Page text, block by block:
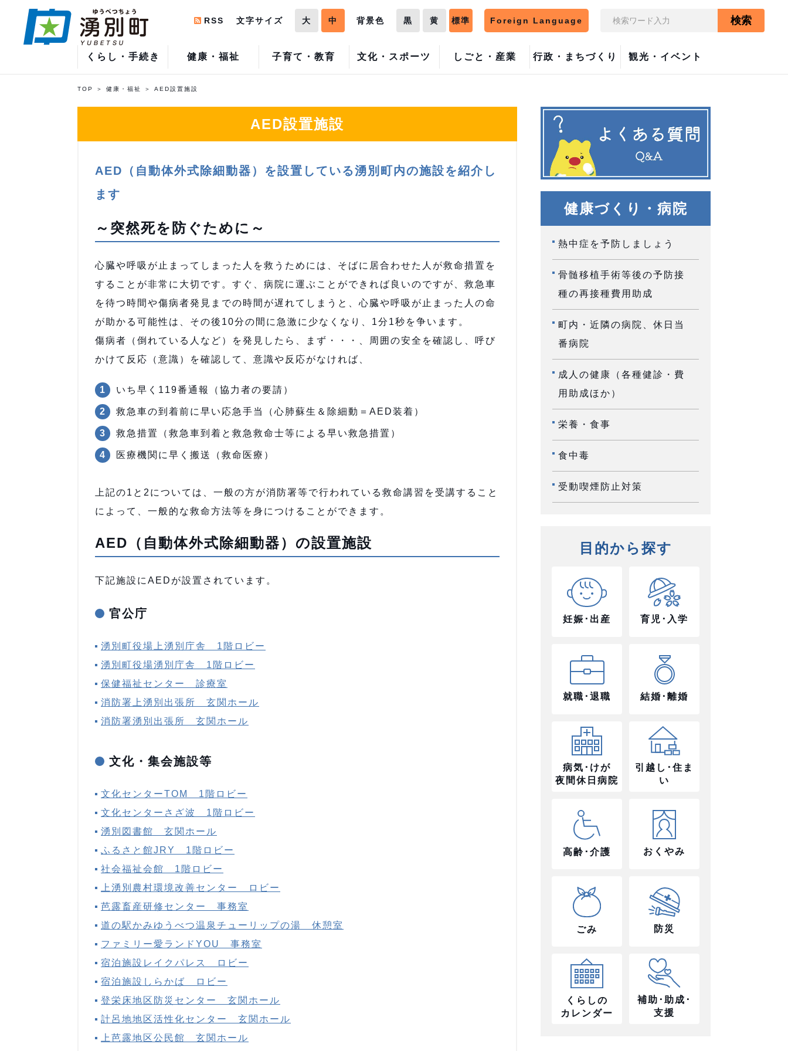
くらし・手続き 健康・福祉 子育て・教育 文化・スポーツ しごと・産業 行政・まちづくり 観光・イベント
RSS 文字サイズ 大 中 背景色 黒 黄 標準 Foreign Language 検索
TOP 健康・福祉 AED設置施設
AED設置施設
AED（自動体外式除細動器）を設置している湧別町内の施設を紹介し
ます
～突然死を防ぐために～
心臓や呼吸が止まってしまった人を救うためには、そばに居合わせた人が救命措置を
することが非常に大切です。すぐ、病院に運ぶことができれば良いのですが、救急車
を待つ時間や傷病者発見までの時間が遅れてしまうと、心臓や呼吸が止まった人の命
が助かる可能性は、その後10分の間に急激に少なくなり、1分1秒を争います。
傷病者（倒れている人など）を発見したら、まず・・・、周囲の安全を確認し、呼び
かけて反応（意識）を確認して、意識や反応がなければ、
いち早く119番通報（協力者の要請）
救急車の到着前に早い応急手当（心肺蘇生＆除細動＝AED装着）
救急措置（救急車到着と救急救命士等による早い救急措置）
医療機関に早く搬送（救命医療）
上記の1と2については、一般の方が消防署等で行われている救命講習を受講すること
によって、一般的な救命方法等を身につけることができます。
AED（自動体外式除細動器）の設置施設
下記施設にAEDが設置されています。
官公庁
湧別町役場上湧別庁舎 1階ロビー
湧別町役場湧別庁舎 1階ロビー
保健福祉センター 診療室
消防署上湧別出張所 玄関ホール
消防署湧別出張所 玄関ホール
文化・集会施設等
文化センターTOM 1階ロビー
文化センターさざ波 1階ロビー
湧別図書館 玄関ホール
ふるさと館JRY 1階ロビー
社会福祉会館 1階ロビー
上湧別農村環境改善センター ロビー
芭露畜産研修センター 事務室
道の駅かみゆうべつ温泉チューリップの湯 休憩室
ファミリー愛ランドYOU 事務室
宿泊施設レイクパレス ロビー
宿泊施設しらかば ロビー
登栄床地区防災センター 玄関ホール
計呂地地区活性化センター 玄関ホール
上芭露地区公民館 玄関ホール
健康づくり・病院
熱中症を予防しましょう
骨髄移植手術等後の予防接
種の再接種費用助成
町内・近隣の病院、休日当
番病院
成人の健康（各種健診・費
用助成ほか）
栄養・食事
食中毒
受動喫煙防止対策
目的から探す
妊娠･出産 育児･入学
就職･退職 結婚･離婚
病気･けが
夜間休日病院
引越し･住ま
い
高齢･介護 おくやみ
ごみ 防災
くらしの
カレンダー
補助･助成･
支援